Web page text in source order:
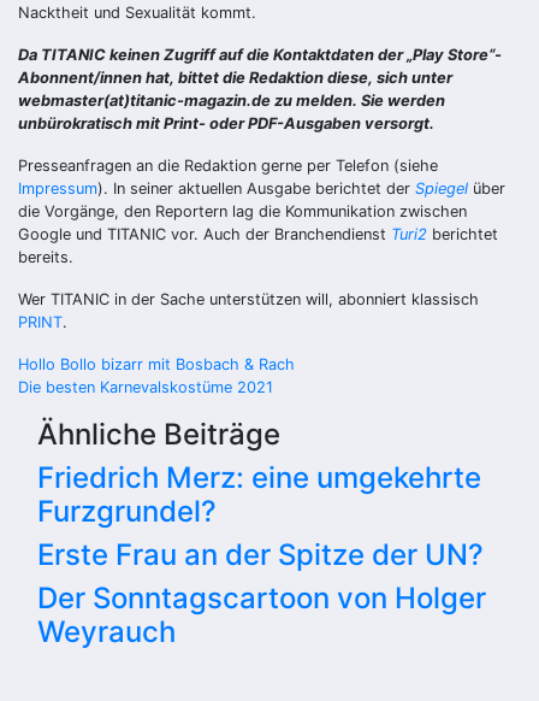
Nacktheit und Sexualität kommt.
Da TITANIC keinen Zugriff auf die Kontaktdaten der „Play Store“-
Abonnent/innen hat, bittet die Redaktion diese, sich unter
webmaster(at)titanic-magazin.de zu melden. Sie werden
unbürokratisch mit Print- oder PDF-Ausgaben versorgt.
Presseanfragen an die Redaktion gerne per Telefon (siehe
Impressum). In seiner aktuellen Ausgabe berichtet der Spiegel über
die Vorgänge, den Reportern lag die Kommunikation zwischen
Google und TITANIC vor. Auch der Branchendienst Turi2 berichtet
bereits.
Wer TITANIC in der Sache unterstützen will, abonniert klassisch
PRINT.
Beitragsnavigation
Hollo Bollo bizarr mit Bosbach & Rach
Die besten Karnevalskostüme 2021
Ähnliche Beiträge
Friedrich Merz: eine umgekehrte
Furzgrundel?
Erste Frau an der Spitze der UN?
Der Sonntagscartoon von Holger
Weyrauch